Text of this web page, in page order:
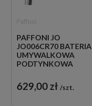
PAFFONI JO
JO006CR70 BATERIA
UMYWALKOWA
PODTYNKOWA
CHROM
629,00 zł szt.